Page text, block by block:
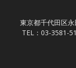
東京都千代田区
TEL：03-3581-